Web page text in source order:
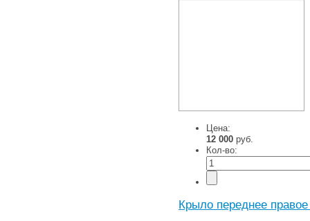
Цена:
12 000 руб.
Кол-во:
Крыло переднее